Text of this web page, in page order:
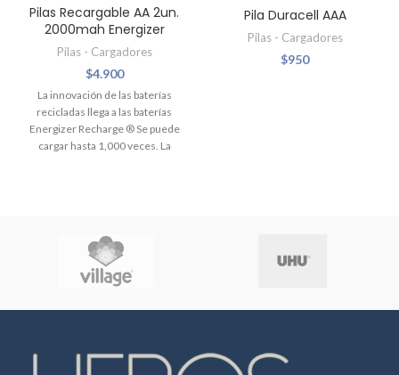
Pilas Recargable AA 2un.
2000mah Energizer
Pilas - Cargadores
$4.900
La innovación de las baterías
recicladas llega a las baterías
Energizer Recharge ® Se puede
cargar hasta 1,000 veces. La
su carga hasta por 1 año en el
almacenamiento La carga dura
hasta 12 meses cuando no está
años cuando tiene una vida útil
Pila Duracell AAA
Pilas - Cargadores
$950